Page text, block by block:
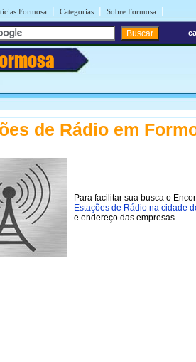
Formosa | Categorias | Sobre Formosa |
de Rádio em
Para facilitar sua busca o
Estações de Rádio na cidade
e endereço das empresas.